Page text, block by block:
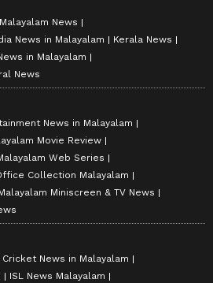
News
News in Malayalam
Kerala News
in Malayalam
News
News in Malayalam
Movie Review
Web Series
Collection Malayalam
Miniscreen & TV News
Cricket News in Malayalam
ISL News Malayalam